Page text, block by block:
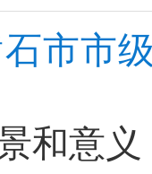
市市
和意义